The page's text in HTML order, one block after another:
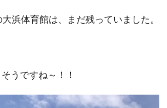
浜体育館は、まだ残っていました。
うですね～！！